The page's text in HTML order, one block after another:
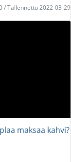
/ Tallennettu 2022-03-29
maksaa kahvi?